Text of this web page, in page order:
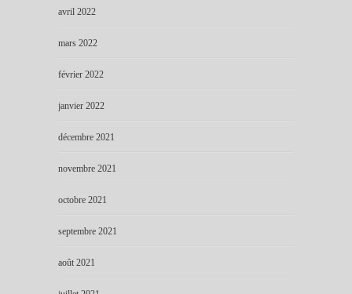
avril 2022
mars 2022
février 2022
janvier 2022
décembre 2021
novembre 2021
octobre 2021
septembre 2021
août 2021